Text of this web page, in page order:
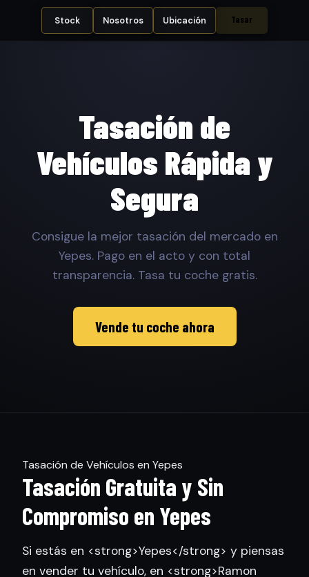
Stock Nosotros Ubicación Tasar
Tasación de
Vehículos Rápida y
Segura
Consigue la mejor tasación del mercado en
Yepes. Pago en el acto y con total
transparencia. Tasa tu coche gratis.
Vende tu coche ahora
Tasación de Vehículos en Yepes
Tasación Gratuita y Sin
Compromiso en Yepes
Si estás en <strong>Yepes</strong> y piensas
en vender tu vehículo, en <strong>Ramon